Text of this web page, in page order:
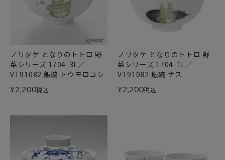
ノリタケ となりのトトロ 野
菜シリーズ 1704-3L／
VT91082 飯碗 トウモロコシ
¥2,200税込
ノリタケ となりのトトロ 野
菜シリーズ 1704-1L／
VT91082 飯碗 ナス
¥2,200税込